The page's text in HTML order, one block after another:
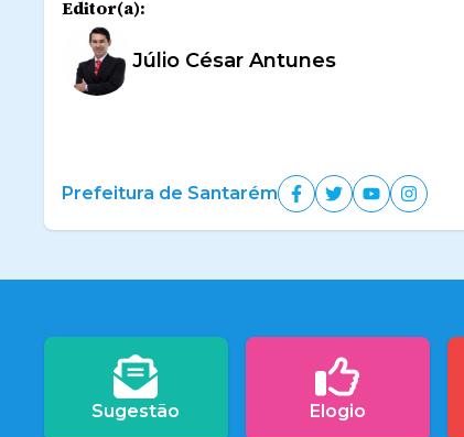
Editor(a):
Júlio César Antunes
Prefeitura de Santarém
Sugestão Elogio